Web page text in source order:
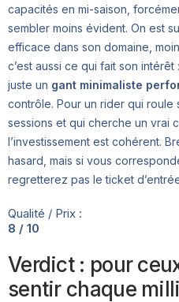
capacités en mi-saison,
sembler moins évident. On est
efficace dans son domaine,
c’est aussi ce qui fait son intérêt
juste un gant minimaliste
contrôle. Pour un rider qui roule
sessions et qui cherche un vrai
l’investissement est cohérent.
hasard, mais si vous
regretterez pas le ticket
Qualité / Prix :
8 / 10
Verdict : pour
sentir chaque